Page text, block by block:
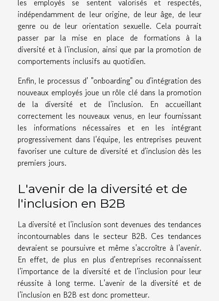
les employés se sentent valorisés et respectés,
indépendamment de leur origine, de leur âge, de leur
genre ou de leur orientation sexuelle. Cela pourrait
passer par la mise en place de formations à la
diversité et à l'inclusion, ainsi que par la promotion de
comportements inclusifs au quotidien.
Enfin, le processus d' "onboarding" ou d'intégration des
nouveaux employés joue un rôle clé dans la promotion
de la diversité et de l'inclusion. En accueillant
correctement les nouveaux venus, en leur fournissant
les informations nécessaires et en les intégrant
progressivement dans l'équipe, les entreprises peuvent
favoriser une culture de diversité et d'inclusion dès les
premiers jours.
L'avenir de la diversité et de
l'inclusion en B2B
La diversité et l'inclusion sont devenues des tendances
incontournables dans le secteur B2B. Ces tendances
devraient se poursuivre et même s'accroître à l'avenir.
En effet, de plus en plus d'entreprises reconnaissent
l'importance de la diversité et de l'inclusion pour leur
réussite à long terme. L'avenir de la diversité et de
l'inclusion en B2B est donc prometteur.